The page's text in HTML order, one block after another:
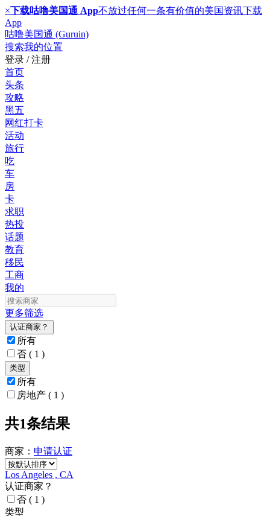
×下载咕噜美国通 App不放过任何一条有价值的美国资讯下载
App
咕噜美国通 (Guruin)
搜索我的位置
登录 / 注册
首页
头条
攻略
黑五
网红打卡
活动
旅行
吃
车
房
卡
求职
热投
话题
教育
移民
工商
我的
更多筛选
认证商家？
所有
否 ( 1 )
类型
所有
房地产 ( 1 )
共1条结果
商家： 申请认证
Los Angeles , CA
认证商家？
否 ( 1 )
类型